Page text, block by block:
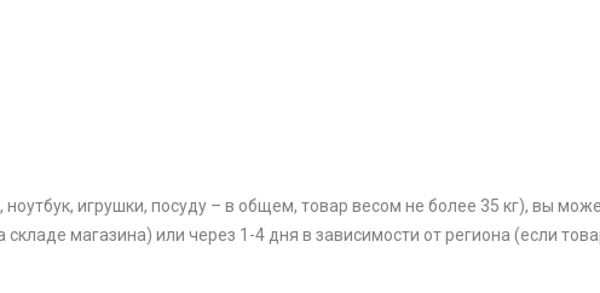
игрушки, посуду – в общем, товар весом не более 35 кг), вы
магазина) или через 1-4 дня в зависимости от региона (если